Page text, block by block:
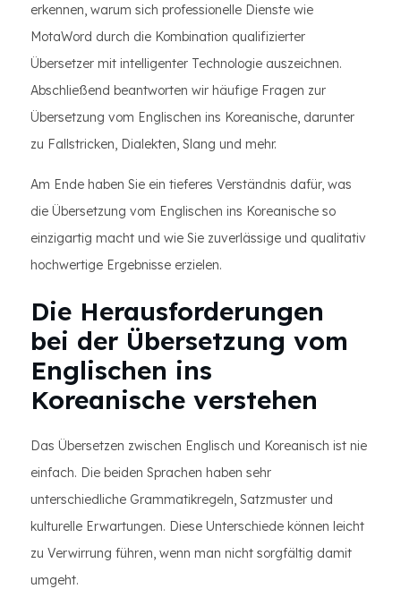
erkennen, warum sich professionelle Dienste wie
MotaWord durch die Kombination qualifizierter
Übersetzer mit intelligenter Technologie auszeichnen.
Abschließend beantworten wir häufige Fragen zur
Übersetzung vom Englischen ins Koreanische, darunter
zu Fallstricken, Dialekten, Slang und mehr.
Am Ende haben Sie ein tieferes Verständnis dafür, was
die Übersetzung vom Englischen ins Koreanische so
einzigartig macht und wie Sie zuverlässige und qualitativ
hochwertige Ergebnisse erzielen.
Die Herausforderungen
bei der Übersetzung vom
Englischen ins
Koreanische verstehen
Das Übersetzen zwischen Englisch und Koreanisch ist nie
einfach. Die beiden Sprachen haben sehr
unterschiedliche Grammatikregeln, Satzmuster und
kulturelle Erwartungen. Diese Unterschiede können leicht
zu Verwirrung führen, wenn man nicht sorgfältig damit
umgeht.